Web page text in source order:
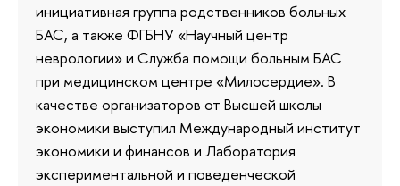
инициативная группа родственников больных
БАС, а также ФГБНУ «Научный центр
неврологии» и Служба помощи больным БАС
при медицинском центре «Милосердие». В
качестве организаторов от Высшей школы
экономики выступил Международный институт
экономики и финансов и Лаборатория
экспериментальной и поведенческой